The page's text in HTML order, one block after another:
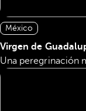
México
Virgen de
Una peregrinación